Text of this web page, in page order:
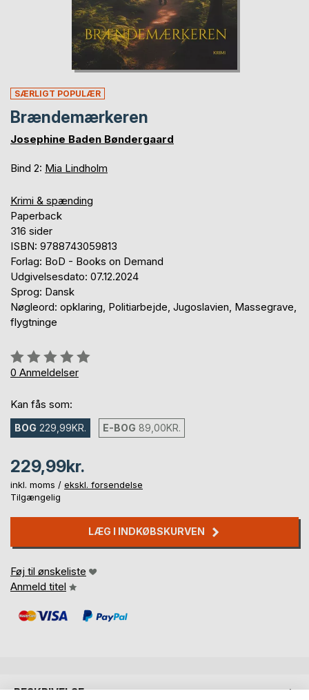
SÆRLIGT POPULÆR
Brændemærkeren
Josephine Baden Bøndergaard
Bind 2: Mia Lindholm
Krimi & spænding
Paperback
316 sider
ISBN: 9788743059813
Forlag: BoD - Books on Demand
Udgivelsesdato: 07.12.2024
Sprog: Dansk
Nøgleord: opklaring, Politiarbejde, Jugoslavien, Massegrave,
flygtninge
Anmeldelse::
0%
0 Anmeldelser
Kan fås som:
BOG 229,99KR. E-BOG 89,00KR.
229,99kr.
inkl. moms / ekskl. forsendelse
Tilgængelig
LÆG I INDKØBSKURVEN
Føj til ønskeliste
Anmeld titel
BESKRIVELSE